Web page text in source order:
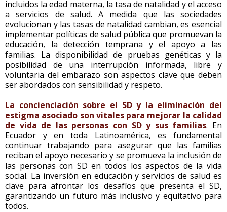
incluidos la edad materna, la tasa de natalidad y el acceso
a servicios de salud. A medida que las sociedades
evolucionan y las tasas de natalidad cambian, es esencial
implementar políticas de salud pública que promuevan la
educación, la detección temprana y el apoyo a las
familias. La disponibilidad de pruebas genéticas y la
posibilidad de una interrupción informada, libre y
voluntaria del embarazo son aspectos clave que deben
ser abordados con sensibilidad y respeto.
La concienciación sobre el SD y la eliminación del
estigma asociado son vitales para mejorar la calidad
de vida de las personas con SD y sus familias. En
Ecuador y en toda Latinoamérica, es fundamental
continuar trabajando para asegurar que las familias
reciban el apoyo necesario y se promueva la inclusión de
las personas con SD en todos los aspectos de la vida
social. La inversión en educación y servicios de salud es
clave para afrontar los desafíos que presenta el SD,
garantizando un futuro más inclusivo y equitativo para
todos.